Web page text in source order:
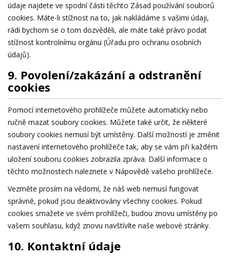
údaje najdete ve spodní části těchto Zásad používání souborů
cookies. Máte-li stížnost na to, jak nakládáme s vašimi údaji,
rádi bychom se o tom dozvěděli, ale máte také právo podat
stížnost kontrolnímu orgánu (Úřadu pro ochranu osobních
údajů).
9. Povolení/zakázání a odstranění
cookies
Pomocí internetového prohlížeče můžete automaticky nebo
ručně mazat soubory cookies. Můžete také určit, že některé
soubory cookies nemusí být umístěny. Další možností je změnit
nastavení internetového prohlížeče tak, aby se vám při každém
uložení souboru cookies zobrazila zpráva. Další informace o
těchto možnostech naleznete v Nápovědě vašeho prohlížeče.
Vezměte prosím na vědomí, že náš web nemusí fungovat
správně, pokud jsou deaktivovány všechny cookies. Pokud
cookies smažete ve svém prohlížeči, budou znovu umístěny po
vašem souhlasu, když znovu navštívíte naše webové stránky.
10. Kontaktní údaje